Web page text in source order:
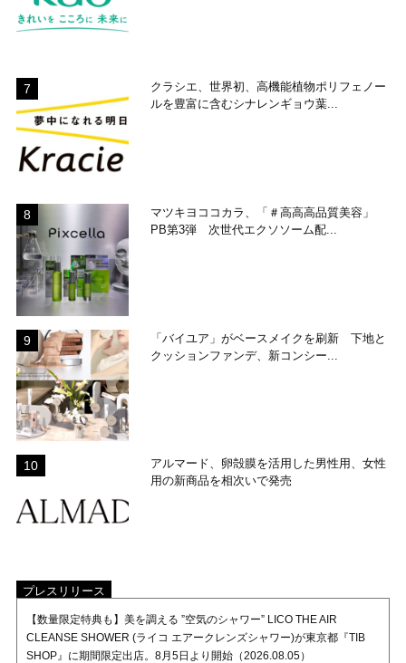
クラシエ、世界初、高機能植物ポリフェノー
ルを豊富に含むシナレンギョウ葉...
マツキヨココカラ、「＃高高高品質美容」
PB第3弾 次世代エクソソーム配...
「バイユア」がベースメイクを刷新 下地と
クッションファンデ、新コンシー...
アルマード、卵殻膜を活用した男性用、女性
用の新商品を相次いで発売
プレスリリース
【数量限定特典も】美を調える ”空気のシャワー” LICO THE AIR
CLEANSE SHOWER (ライコ エアークレンズシャワー)が東京都『TIB
SHOP』に期間限定出店。8月5日より開始（2026.08.05）